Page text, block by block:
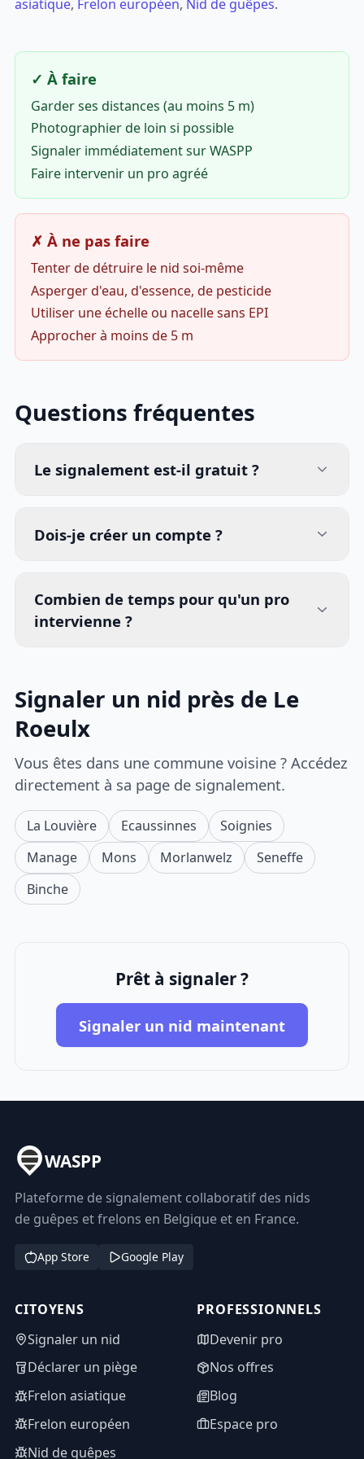
asiatique, Frelon européen, Nid de guêpes.
✓ À faire
Garder ses distances (au moins 5 m)
Photographier de loin si possible
Signaler immédiatement sur WASPP
Faire intervenir un pro agréé
✗ À ne pas faire
Tenter de détruire le nid soi-même
Asperger d'eau, d'essence, de pesticide
Utiliser une échelle ou nacelle sans EPI
Approcher à moins de 5 m
Questions fréquentes
Le signalement est-il gratuit ?
Dois-je créer un compte ?
Combien de temps pour qu'un pro
intervienne ?
Signaler un nid près de Le
Roeulx
Vous êtes dans une commune voisine ? Accédez
directement à sa page de signalement.
La Louvière Ecaussinnes
Soignies
Manage
Mons Morlanwelz
Seneffe
Binche
Prêt à signaler ?
Signaler un nid maintenant
WASPP
Plateforme de signalement collaboratif des nids
de guêpes et frelons en Belgique et en France.
App Store Google Play
CITOYENS
Signaler un nid
Déclarer un piège
Frelon asiatique
Frelon européen
Nid de guêpes
PROFESSIONNELS
Devenir pro
Nos offres
Blog
Espace pro